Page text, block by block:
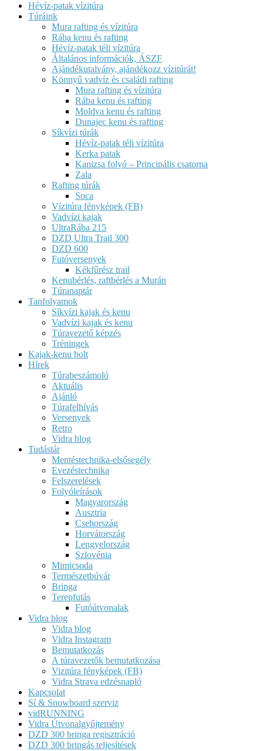
Hévíz-patak vízitúra
Túráink
Mura rafting és vízitúra
Rába kenu és rafting
Hévíz-patak téli vízitúra
Általános információk, ÁSZF
Ajándékutalvány, ajándékozz vízitúrát!
Könnyű vadvíz és családi rafting
Mura rafting és vízitúra
Rába kenu és rafting
Moldva kenu és rafting
Dunajec kenu és rafting
Síkvízi túrák
Hévíz-patak téli vízitúra
Kerka patak
Kanizsa folyó – Principális csatorna
Zala
Rafting túrák
Soca
Vízitúra fényképek (FB)
Vadvízi kajak
UltraRába 215
DZD Ultra Trail 300
DZD 600
Futóversenyek
Kékfűrész trail
Kenubérlés, raftbérlés a Murán
Túranaptár
Tanfolyamok
Síkvízi kajak és kenu
Vadvízi kajak és kenu
Túravezető képzés
Tréningek
Kajak-kenu bolt
Hírek
Túrabeszámoló
Aktuális
Ajánló
Túrafelhívás
Versenyek
Retro
Vidra blog
Tudástár
Mentéstechnika-elsősegély
Evezéstechnika
Felszerelések
Folyóleírások
Magyarország
Ausztria
Csehország
Horvátország
Lengyelország
Szlovénia
Mimicsoda
Természetbúvár
Bringa
Terepfutás
Futóútvonalak
Vidra blog
Vidra blog
Vidra Instagram
Bemutatkozás
A túravezetők bemutatkozása
Vizitúra fényképek (FB)
Vidra Strava edzésnapló
Kapcsolat
Sí & Snowboard szerviz
vidRUNNING
Vidra Útvonalgyűjtemény
DZD 300 bringa regisztráció
DZD 300 bringás teljesítések